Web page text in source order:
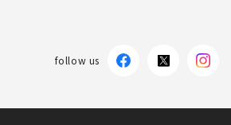
follow us